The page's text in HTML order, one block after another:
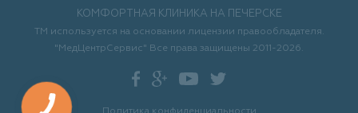
КОМФОРТНАЯ КЛИНИКА НА ПЕЧЕРСКЕ
ТМ используется на основании лицензии правообладателя.
"МедЦентрСервис" Все права защищены 2011-2026.